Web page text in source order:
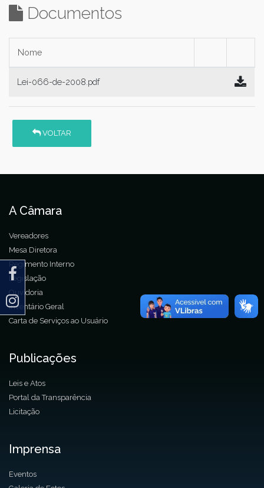
Documentos
Nome
Lei-066-de-2008.pdf
VOLTAR
A Câmara
Vereadores
Mesa Diretora
Regimento Interno
Legislação
Ouvidoria
Inventário Geral
Carta de Serviços ao Usuário
Publicações
Leis e Atos
Portal da Transparência
Licitação
Imprensa
Eventos